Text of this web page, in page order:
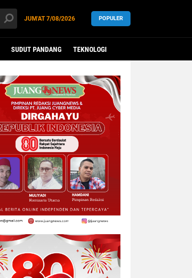
JUM'AT7/08/2026 POPULER
SUDUT PANDANG TEKNOLOGI